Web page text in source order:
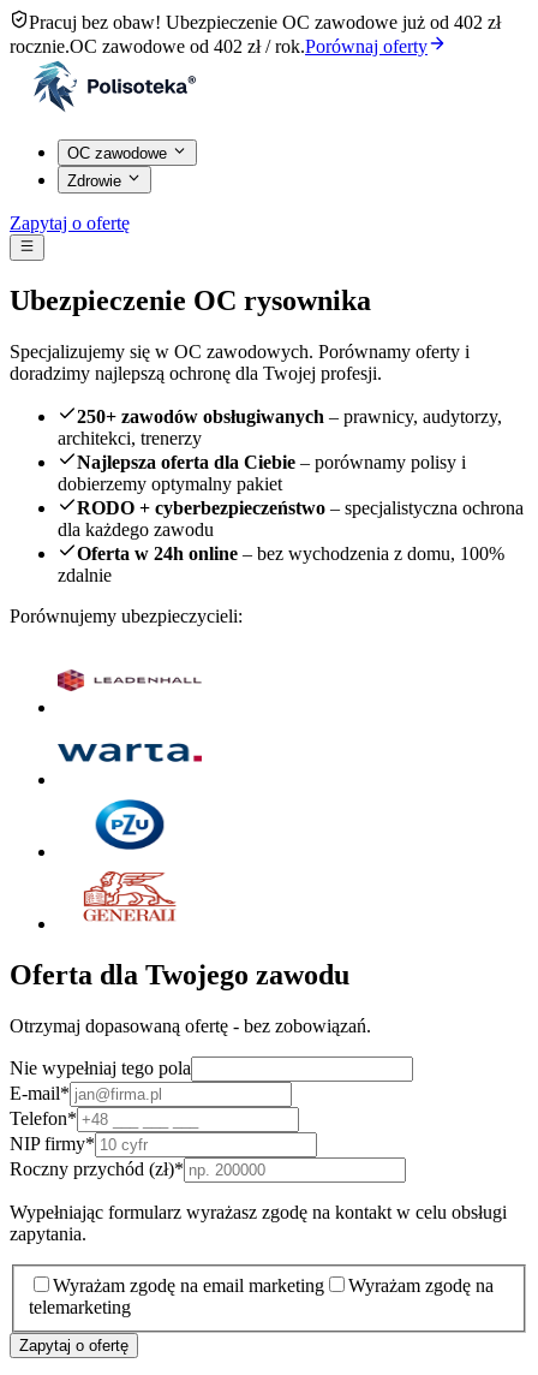
Pracuj bez obaw! Ubezpieczenie OC zawodowe już od 402 zł
rocznie.OC zawodowe od 402 zł / rok.Porównaj oferty
OC zawodowe
Zdrowie
Zapytaj o ofertę
Ubezpieczenie OC rysownika
Specjalizujemy się w OC zawodowych. Porównamy oferty i
doradzimy najlepszą ochronę dla Twojej profesji.
250+ zawodów obsługiwanych – prawnicy, audytorzy,
architekci, trenerzy
Najlepsza oferta dla Ciebie – porównamy polisy i
dobierzemy optymalny pakiet
RODO + cyberbezpieczeństwo – specjalistyczna ochrona
dla każdego zawodu
Oferta w 24h online – bez wychodzenia z domu, 100%
zdalnie
Porównujemy ubezpieczycieli:
Oferta dla Twojego zawodu
Otrzymaj dopasowaną ofertę - bez zobowiązań.
Nie wypełniaj tego pola
E-mail*
Telefon*
NIP firmy*
Roczny przychód (zł)*
Wypełniając formularz wyrażasz zgodę na kontakt w celu obsługi
zapytania.
Wyrażam zgodę na email marketing
Wyrażam zgodę na
telemarketing
Zapytaj o ofertę